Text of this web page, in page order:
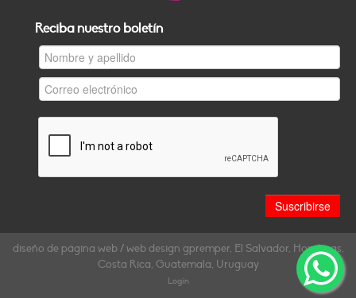
Reciba nuestro boletín
diseño de página web / web design gpremper, El Salvador, Honduras,
Costa Rica, Guatemala, Uruguay
Login